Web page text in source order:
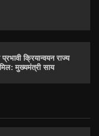
क्रियान्वयन राज्य
मुख्यमंत्री साय